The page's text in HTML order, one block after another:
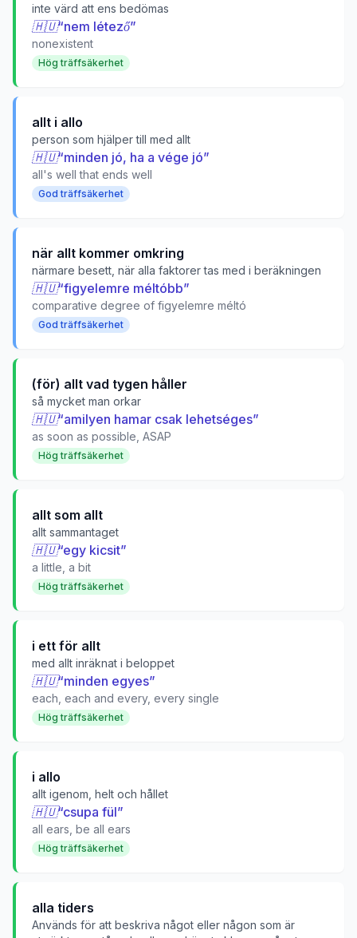
inte värd att ens bedömas
🇭🇺“nem létező”
nonexistent
Hög träffsäkerhet
allt i allo
person som hjälper till med allt
🇭🇺“minden jó, ha a vége jó”
all's well that ends well
God träffsäkerhet
när allt kommer omkring
närmare besett, när alla faktorer tas med i beräkningen
🇭🇺“figyelemre méltóbb”
comparative degree of figyelemre méltó
God träffsäkerhet
(för) allt vad tygen håller
så mycket man orkar
🇭🇺“amilyen hamar csak lehetséges”
as soon as possible, ASAP
Hög träffsäkerhet
allt som allt
allt sammantaget
🇭🇺“egy kicsit”
a little, a bit
Hög träffsäkerhet
i ett för allt
med allt inräknat i beloppet
🇭🇺“minden egyes”
each, each and every, every single
Hög träffsäkerhet
i allo
allt igenom, helt och hållet
🇭🇺“csupa fül”
all ears, be all ears
Hög träffsäkerhet
alla tiders
Används för att beskriva något eller någon som är